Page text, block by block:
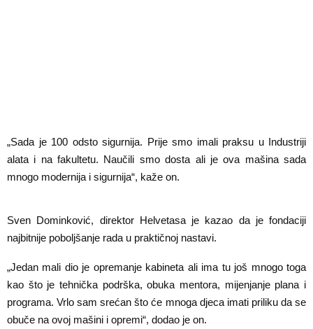
„Sada je 100 odsto sigurnija. Prije smo imali praksu u Industriji
alata i na fakultetu. Naučili smo dosta ali je ova mašina sada
mnogo modernija i sigurnija“, kaže on.
Foto: Radio Trebinje
Sven Dominković, direktor Helvetasa je kazao da je fondaciji
najbitnije poboljšanje rada u praktičnoj nastavi.
„Jedan mali dio je opremanje kabineta ali ima tu još mnogo toga
kao što je tehnička podrška, obuka mentora, mijenjanje plana i
programa. Vrlo sam srećan što će mnoga djeca imati priliku da se
obuče na ovoj mašini i opremi“, dodao je on.